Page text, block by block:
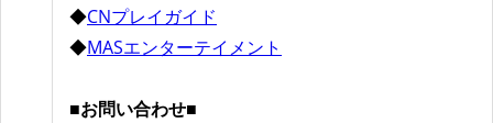
◆CNプレイガイド
◆MASエンターテイメント
■お問い合わせ■